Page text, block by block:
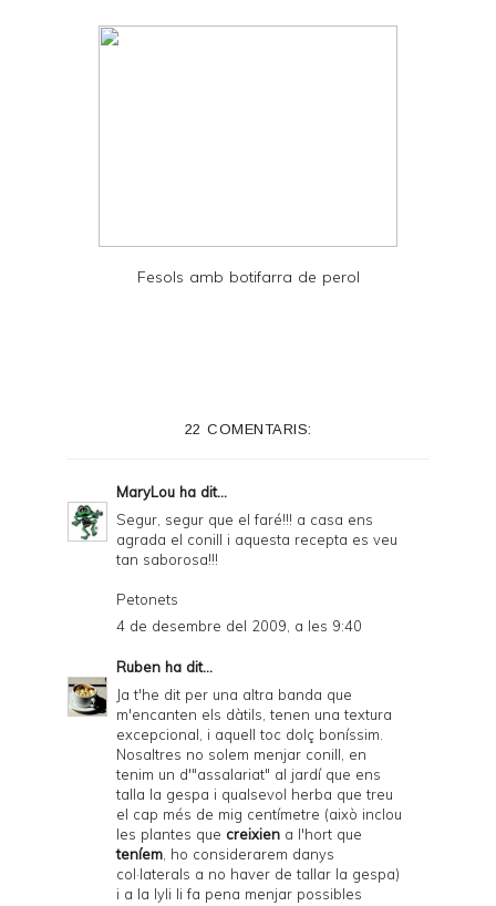
Fesols amb botifarra de perol
22 COMENTARIS:
MaryLou ha dit...
Segur, segur que el faré!!! a casa ens
agrada el conill i aquesta recepta es veu
tan saborosa!!!
Petonets
4 de desembre del 2009, a les 9:40
Ruben ha dit...
Ja t'he dit per una altra banda que
m'encanten els dàtils, tenen una textura
excepcional, i aquell toc dolç boníssim.
Nosaltres no solem menjar conill, en
tenim un d'"assalariat" al jardí que ens
talla la gespa i qualsevol herba que treu
el cap més de mig centímetre (això inclou
les plantes que creixien a l'hort que
teníem , ho considerarem danys
col·laterals a no haver de tallar la gespa)
i a la lyli li fa pena menjar possibles